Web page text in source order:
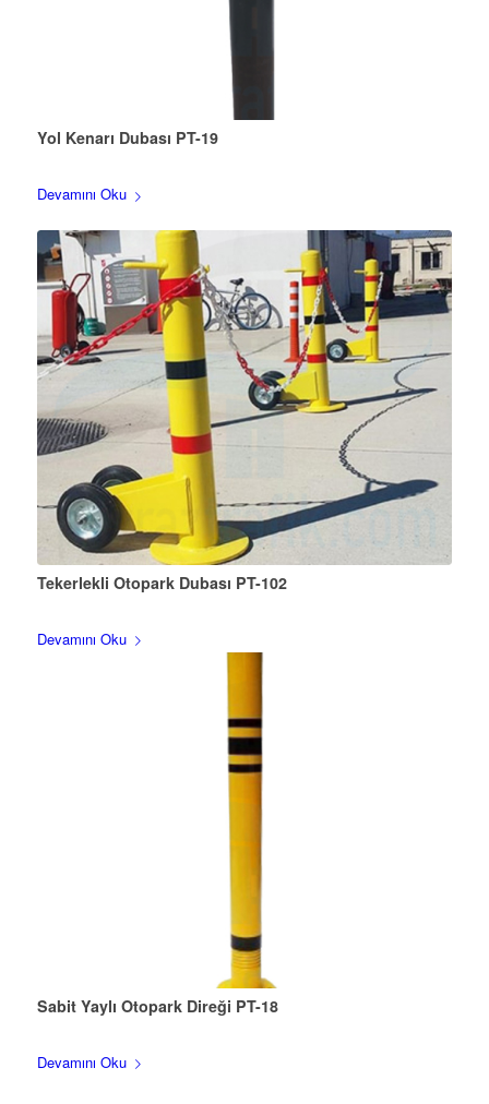
Yol Kenarı Dubası PT-19
Devamını Oku
Tekerlekli Otopark Dubası PT-102
Devamını Oku
Sabit Yaylı Otopark Direği PT-18
Devamını Oku